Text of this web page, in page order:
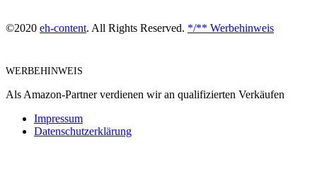
©2020 eh-content. All Rights Reserved. */** Werbehinweis
WERBEHINWEIS
Als Amazon-Partner verdienen wir an qualifizierten Verkäufen
Impressum
Datenschutzerklärung